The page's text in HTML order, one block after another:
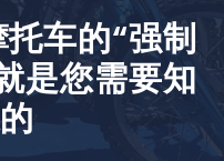
车的“强制
是您需要知